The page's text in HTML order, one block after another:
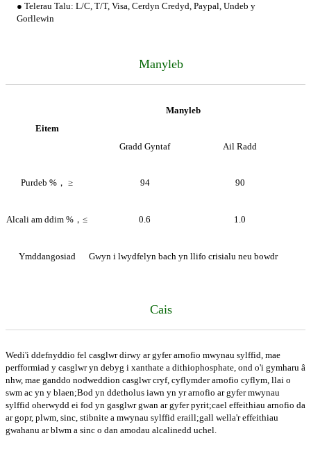
● Telerau Talu: L/C, T/T, Visa, Cerdyn Credyd, Paypal, Undeb y
Gorllewin
Manyleb
Eitem
Manyleb
Gradd Gyntaf Ail Radd
Purdeb %， ≥ 94 90
Alcali am ddim %，≤ 0.6 1.0
Ymddangosiad Gwyn i lwydfelyn bach yn llifo crisialu neu bowdr
Cais
Wedi'i ddefnyddio fel casglwr dirwy ar gyfer arnofio mwynau sylffid, mae
perfformiad y casglwr yn debyg i xanthate a dithiophosphate, ond o'i gymharu â
nhw, mae ganddo nodweddion casglwr cryf, cyflymder arnofio cyflym, llai o
swm ac yn y blaen;Bod yn ddetholus iawn yn yr arnofio ar gyfer mwynau
sylffid oherwydd ei fod yn gasglwr gwan ar gyfer pyrit;cael effeithiau arnofio da
ar gopr, plwm, sinc, stibnite a mwynau sylffid eraill;gall wella'r effeithiau
gwahanu ar blwm a sinc o dan amodau alcalinedd uchel.